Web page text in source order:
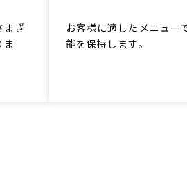
まざ
ま
お客様に適したメニュー
能を保持します。